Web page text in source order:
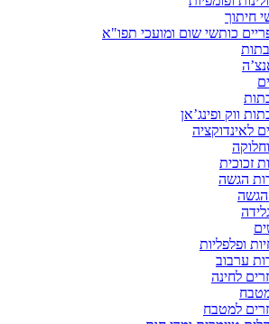
חיתוך
כותשי שום ומועכי תפו"א
ווק ופינג’אן
לאינדוקציה
זכוכית
הגשה
הגשה
ופלפליות
ערבוב
לחינה
למטבח